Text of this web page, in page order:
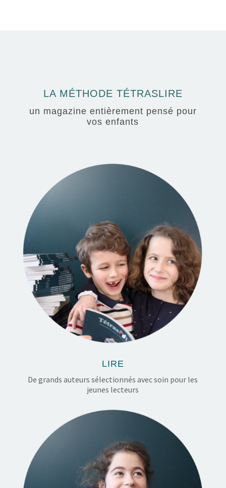
LA MÉTHODE TÉTRASLIRE
un magazine entièrement pensé pour
vos enfants
LIRE
De grands auteurs sélectionnés avec soin pour les
jeunes lecteurs